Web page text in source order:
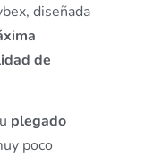
diseñada
de
plegado
poco